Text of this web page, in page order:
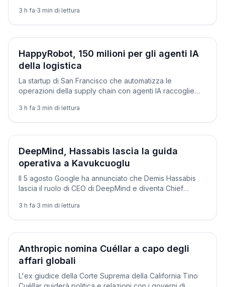
3 h fa·3 min di lettura
Aziende
HappyRobot, 150 milioni per gli agenti IA
della logistica
La startup di San Francisco che automatizza le
operazioni della supply chain con agenti IA raccoglie
3 h fa·3 min di lettura
Aziende
DeepMind, Hassabis lascia la guida
operativa a Kavukcuoglu
Il 5 agosto Google ha annunciato che Demis Hassabis
lascia il ruolo di CEO di DeepMind e diventa Chief
3 h fa·3 min di lettura
Aziende
Anthropic nomina Cuéllar a capo degli
affari globali
L'ex giudice della Corte Suprema della California Tino